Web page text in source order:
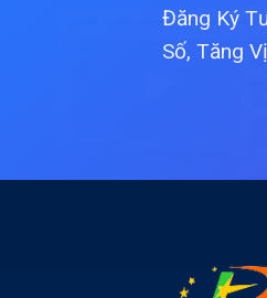
Đăng Ký
Số, Tăng